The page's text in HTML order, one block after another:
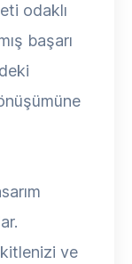
odaklı
başarı
ve